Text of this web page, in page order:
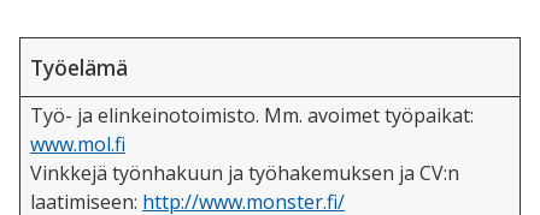
Työelämä
Työ- ja elinkeinotoimisto. Mm. avoimet työpaikat:
www.mol.fi
Vinkkejä työnhakuun ja työhakemuksen ja CV:n
laatimiseen: http://www.monster.fi/